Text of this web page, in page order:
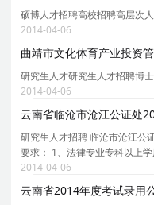
硕博人才招聘高校招聘高层次
2014-04-06
曲靖市文化体育产业投资
研究生人才研究生人才招聘博
2014-04-06
云南省临沧市沧江公证处
研究生人才招聘 临沧市沧江公
要求： 1、法律专业专科以上
周岁以下，男女不限。 二、待
不低于1300元，试用期满后视
2014-04-06
云南省2014年度考试录用